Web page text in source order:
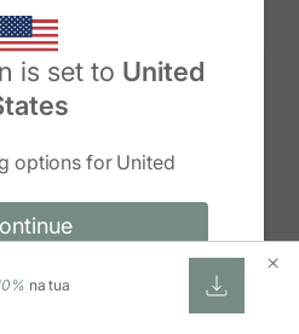
is set to United
options forUnited
region and language
region
E TOBAGO (TTD $)
(USD $)
(USD $)
(TRY ₺)
(AUD $)
(UGX USH)
(UYU $U)
(UZS SO'M)
(USD $)
(VND ₫)
E FUTUNA (XPF FR)
(USD $)
na tua